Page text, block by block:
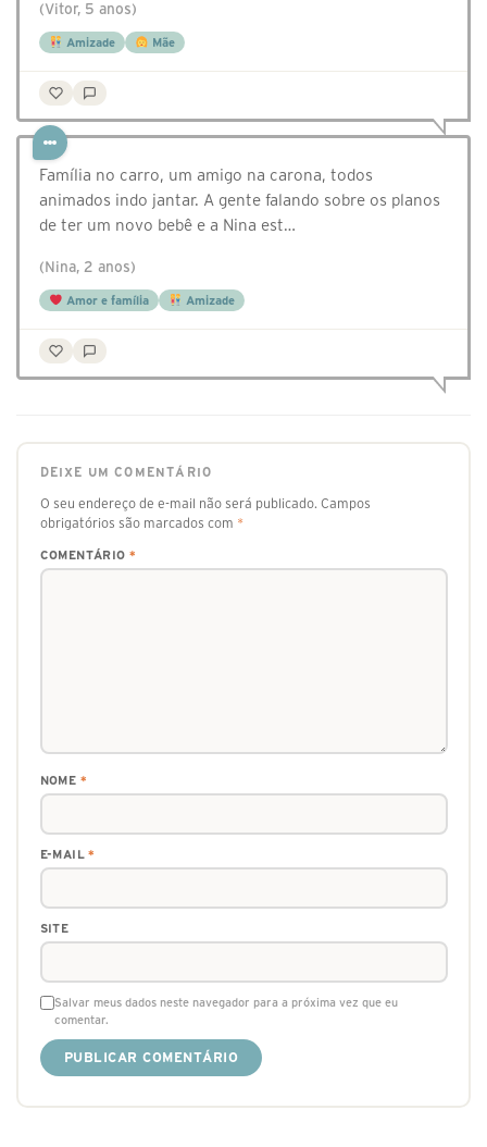
(Vitor, 5 anos)
Amizade Mãe
Família no carro, um amigo na carona, todos
animados indo jantar. A gente falando sobre os planos
de ter um novo bebê e a Nina est…
(Nina, 2 anos)
Amor e família Amizade
DEIXE UM COMENTÁRIO
O seu endereço de e-mail não será publicado. Campos
obrigatórios são marcados com *
COMENTÁRIO *
NOME *
E-MAIL*
SITE
Salvar meus dados neste navegador para a próxima vez que eu
comentar.